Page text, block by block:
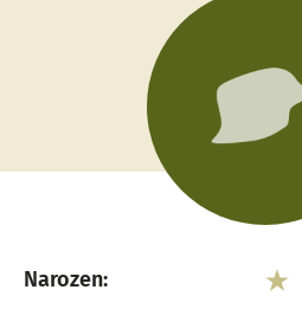
Narozen: